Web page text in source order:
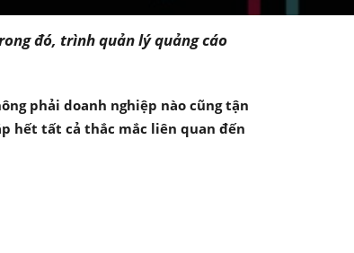
đó, trình quản lý quảng cáo
phải doanh nghiệp nào cũng tận
hết tất cả thắc mắc liên quan đến